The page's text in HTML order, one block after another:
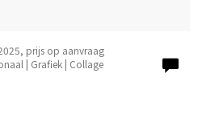
prijs op aanvraag
| Grafiek | Collage